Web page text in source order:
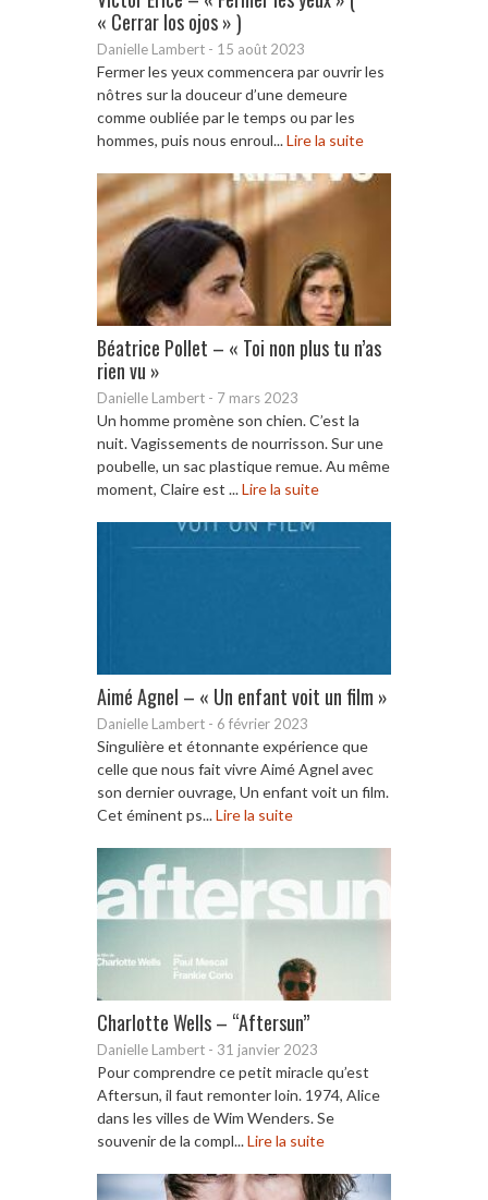
« Cerrar los ojos » )
Danielle Lambert - 15 août 2023
Fermer les yeux commencera par ouvrir les
nôtres sur la douceur d’une demeure
comme oubliée par le temps ou par les
hommes, puis nous enroul...Lire la suite
Béatrice Pollet – « Toi non plus tu n’as
rien vu »
Danielle Lambert - 7 mars 2023
Un homme promène son chien. C’est la
nuit. Vagissements de nourrisson. Sur une
poubelle, un sac plastique remue. Au même
moment, Claire est ...Lire la suite
Aimé Agnel – « Un enfant voit un film »
Danielle Lambert - 6 février 2023
Singulière et étonnante expérience que
celle que nous fait vivre Aimé Agnel avec
son dernier ouvrage, Un enfant voit un film.
Cet éminent ps...Lire la suite
Charlotte Wells – “Aftersun”
Danielle Lambert - 31 janvier 2023
Pour comprendre ce petit miracle qu’est
Aftersun, il faut remonter loin. 1974, Alice
dans les villes de Wim Wenders. Se
souvenir de la compl...Lire la suite